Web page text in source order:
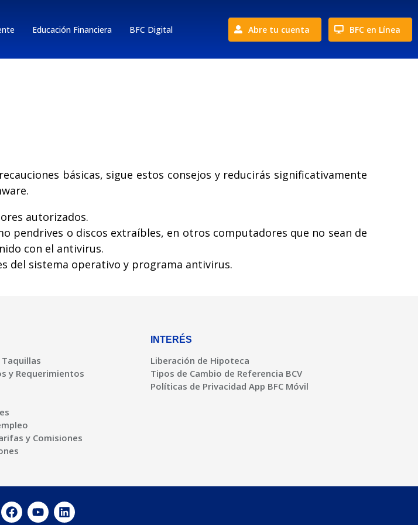
Abre tu cuenta BFC en Línea
Educación Financiera BFC Digital
básicas, sigue estos consejos y reducirás significativamente
autorizados.
pendrives o discos extraíbles, en otros computadores que no sean de
con el antivirus.
del sistema operativo y programa antivirus.
y Requerimientos
y Comisiones
INTERÉS
Liberación de Hipoteca
Tipos de Cambio de Referencia BCV
Políticas de Privacidad App BFC Móvil